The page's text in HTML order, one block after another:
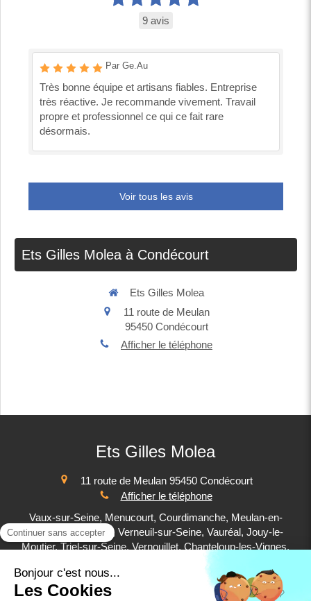
9 avis
Par Ge.Au
Très bonne équipe et artisans fiables. Entreprise
très réactive. Je recommande vivement. Travail
propre et professionnel ce qui ce fait rare
désormais.
Voir tous les avis
Ets Gilles Molea à Condécourt
Ets Gilles Molea
11 route de Meulan
95450 Condécourt
Afficher le téléphone
Ets Gilles Molea
11 route de Meulan 95450 Condécourt
Afficher le téléphone
Vaux-sur-Seine, Menucourt, Courdimanche, Meulan-en-
Yvelines, Mureaux, Verneuil-sur-Seine, Vauréal, Jouy-le-
Moutier, Triel-sur-Seine, Vernouillet, Chanteloup-les-Vignes,